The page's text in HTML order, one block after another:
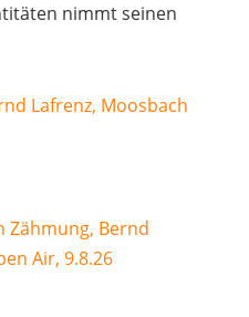
nimmt seinen
Lafrenz, Moosbach
Zähmung, Bernd
Air, 9.8.26